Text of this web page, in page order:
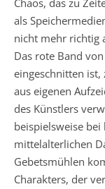
Chaos, das zu
als
nicht mehr richtig
Das rote Band
eingeschnitten ist,
aus eigenen
des Künstlers
beispielsweise
mittelalterlichen
Gebetsmühlen
Charakters, der